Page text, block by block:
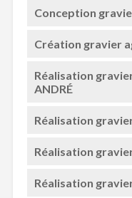
Conception
Création gravier
Réalisation
ANDRÉ
Réalisation
Réalisation
Réalisation